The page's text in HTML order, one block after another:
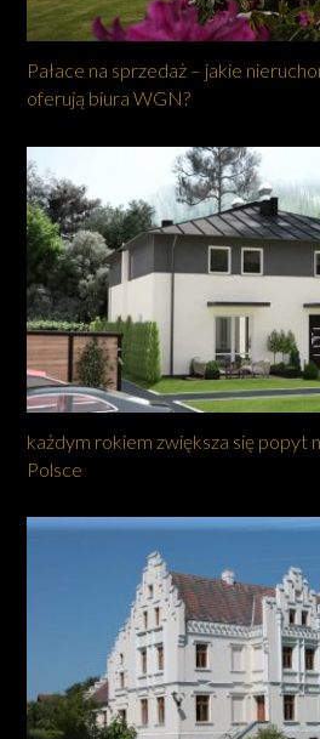
Pałace na sprzedaż – jakie
oferują biura WGN?
każdym rokiem zwiększa się popyt
Polsce